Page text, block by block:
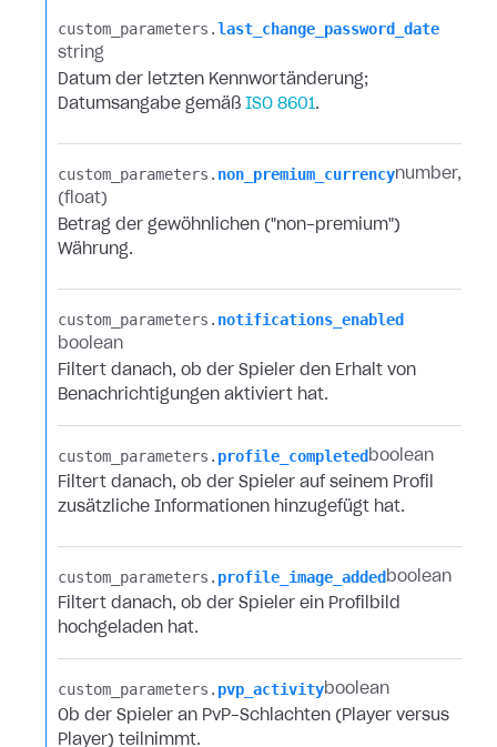
custom_parameters.​last_change_password_date
string
Datum der letzten Kennwortänderung;
Datumsangabe gemäß ISO 8601.
custom_parameters.​ non_premium_currencynumber
(float)
Betrag der gewöhnlichen ("non-premium")
Währung.
custom_parameters.​ notifications_enabled
boolean
Filtert danach, ob der Spieler den Erhalt von
Benachrichtigungen aktiviert hat.
custom_parameters.​ profile_completed boolean
Filtert danach, ob der Spieler auf seinem Profil
zusätzliche Informationen hinzugefügt hat.
custom_parameters.​ profile_image_added boolean
Filtert danach, ob der Spieler ein Profilbild
hochgeladen hat.
custom_parameters.​ pvp_activityboolean
Ob der Spieler an PvP-Schlachten (Player versus
Player) teilnimmt.